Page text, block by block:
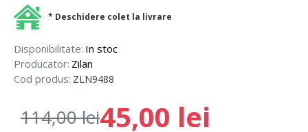
Disponibilitate: In stoc
Producator: Zilan
Cod produs: ZLN9488
45,00 lei
114,00 lei
* Deschidere colet la livrare